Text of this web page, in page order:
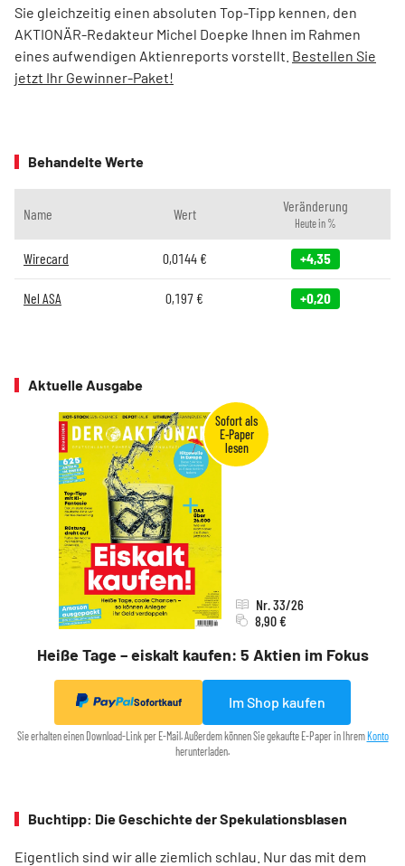
Sie gleichzeitig einen absoluten Top-Tipp kennen, den
AKTIONÄR-Redakteur Michel Doepke Ihnen im Rahmen
eines aufwendigen Aktienreports vorstellt. Bestellen Sie
jetzt Ihr Gewinner-Paket!
Behandelte Werte
Name Wert Veränderung
Heute in %
Wirecard 0,0144€ +4,35
Nel ASA 0,197 € +0,20
Aktuelle Ausgabe
Heiße Tage – eiskalt kaufen: 5 Aktien im Fokus
Nr. 33/26
8,90 €
Sofortkauf Im Shop kaufen
Sie erhalten einen Download-Link per E-Mail. Außerdem können Sie gekaufte E-Paper in Ihrem Konto
herunterladen.
Buchtipp: Die Geschichte der Spekulationsblasen
Eigentlich sind wir alle ziemlich schlau. Nur das mit dem